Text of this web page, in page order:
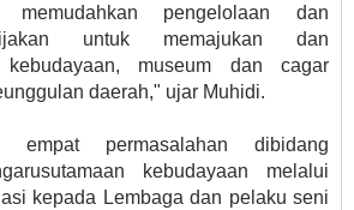
memudahkan pengelolaan dan
untuk memajukan dan
kebudayaan, museum dan cagar
daerah," ujar Muhidi.
empat permasalahan dibidang
kebudayaan melalui
kepada Lembaga dan pelaku seni